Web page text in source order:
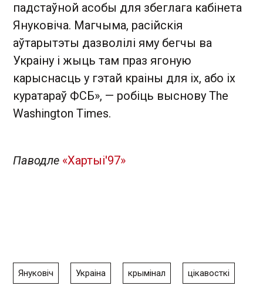
падстаўной асобы для збеглага кабінета
Януковіча. Магчыма, расійскія
аўтарытэты дазволілі яму бегчы ва
Украіну і жыць там праз ягоную
карыснасць у гэтай краіны для іх, або іх
куратараў ФСБ», — робіць выснову The
Washington Times.
Паводле «Хартыі'97»
Януковіч Украіна крымінал цікавосткі